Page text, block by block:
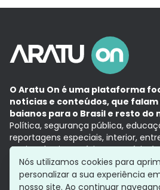
O Aratu On é uma plataforma
notícias e conteúdos, que falam
baianos para o Brasil e resto do
Política, segurança pública,
reportagens especiais, interior,
Aqui, tudo vira notícia e a notícia é
com a credibilidade do Grupo
Grupo Aratu
Política de
Nós utilizamos cookies para
personalizar a sua experiência
nosso site. Ao continuar